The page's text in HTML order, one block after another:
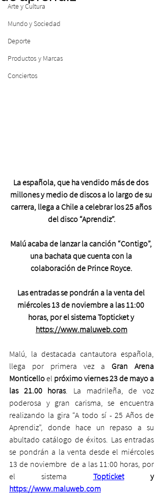
Arte y Cultura
Mundo y Sociedad
Deporte
Productos y Marcas
Conciertos
La española, que ha vendido más de dos
millones y medio de discos a lo largo de su
carrera, llega a Chile a celebrar los 25 años
del disco “Aprendiz”.
Malú acaba de lanzar la canción “Contigo”,
una bachata que cuenta con la
colaboración de Prince Royce.
Las entradas se pondrán a la venta del
miércoles 13 de noviembre a las 11:00
horas, por el sistema Topticket y
https://www.maluweb.com
Malú, la destacada cantautora española,
llega por primera vez a Gran Arena
Monticello el próximo viernes 23 de mayo a
las 21.00 horas. La madrileña, de voz
poderosa y gran carisma, se encuentra
realizando la gira “A todo sí - 25 Años de
Aprendiz”, donde hace un repaso a su
abultado catálogo de éxitos. Las entradas
se pondrán a la venta desde el miércoles
13 de noviembre  de a las 11:00 horas, por
el sistema Topticket
y
https://www.maluweb.com